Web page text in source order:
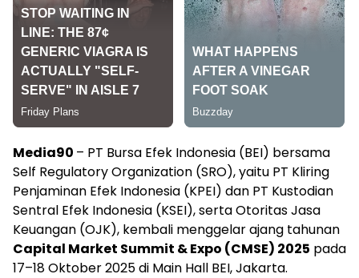
Media90 – PT Bursa Efek Indonesia (BEI) bersama
Self Regulatory Organization (SRO), yaitu PT Kliring
Penjaminan Efek Indonesia (KPEI) dan PT Kustodian
Sentral Efek Indonesia (KSEI), serta Otoritas Jasa
Keuangan (OJK), kembali menggelar ajang tahunan
Capital Market Summit & Expo (CMSE) 2025 pada
17–18 Oktober 2025 di Main Hall BEI, Jakarta.